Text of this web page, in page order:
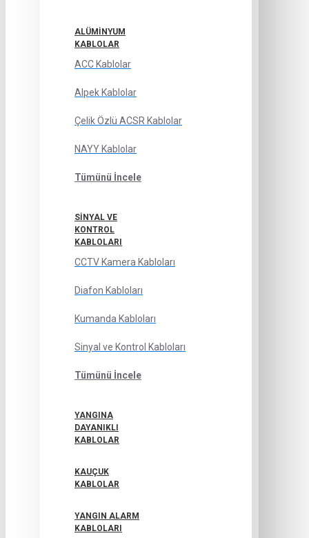
ALÜMINYUM
KABLOLAR
ACC Kablolar
Alpek Kablolar
Çelik Özlü ACSR Kablolar
NAYY Kablolar
Tümünü İncele
SINYAL VE
KONTROL
KABLOLARI
CCTV Kamera Kabloları
Diafon Kabloları
Kumanda Kabloları
Sinyal ve Kontrol Kabloları
Tümünü İncele
YANGINA
DAYANIKLI
KABLOLAR
KAUÇUK
KABLOLAR
YANGIN ALARM
KABLOLARI